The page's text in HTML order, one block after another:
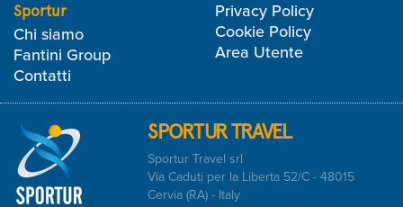
Sportur
Chi siamo
Fantini Group
Contatti
Privacy Policy
Cookie Policy
Area Utente
SPORTUR TRAVEL
Sportur Travel srl
Via Caduti per la Liberta 52/C - 48015
Cervia (RA) - Italy